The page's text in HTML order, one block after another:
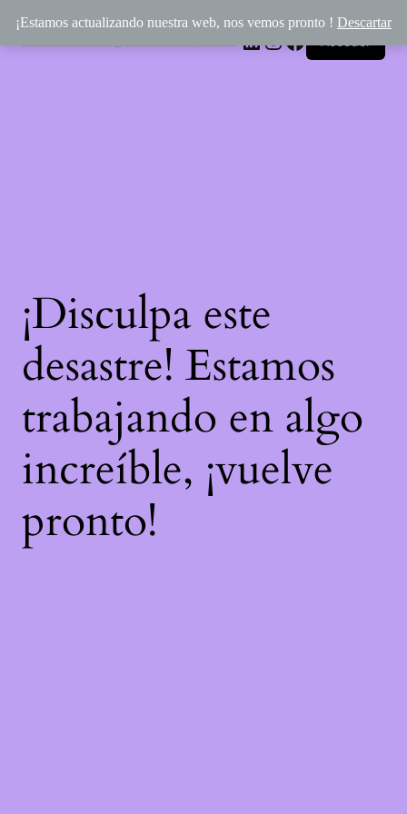
¡Estamos actualizando nuestra web, nos vemos pronto ! Descartar
LinkedIn
Instagram
Facebook
¡Disculpa este
desastre! Estamos
trabajando en algo
increíble, ¡vuelve
pronto!